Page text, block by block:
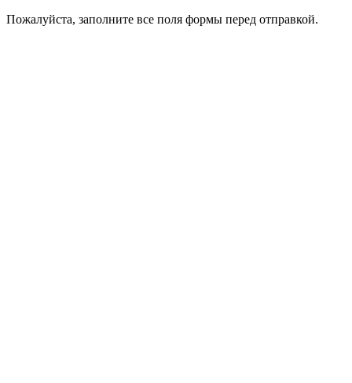
Пожалуйста, заполните все поля формы перед отправкой.